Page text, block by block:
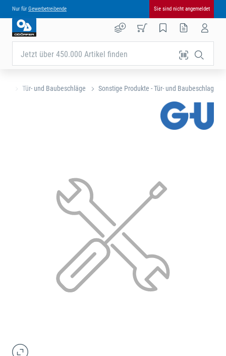
Nur für Gewerbetreibende Sie sind nicht angemeldet
Jetzt über 450.000 Artikel finden
Tür- und Baubeschläge Sonstige Produkte - Tür- und Baubeschlag